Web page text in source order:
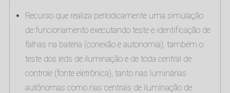
Recurso que realiza periodicamente uma simulação
de funcionamento executando teste e identificação de
falhas na bateria (conexão e autonomia), também o
teste dos leds de iluminação e de toda central de
controle (fonte eletrônica), tanto nas luminárias
autônomas como nas centrais de iluminação de